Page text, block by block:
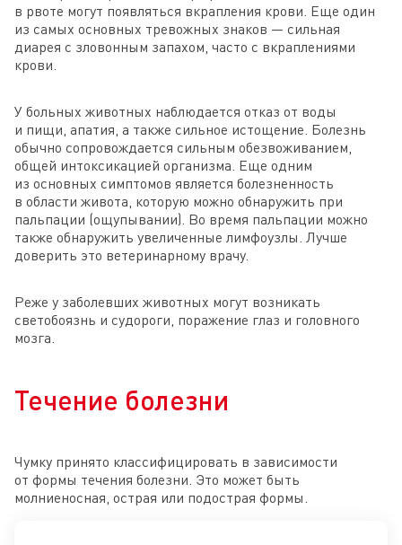
в рвоте могут появляться вкрапления крови. Еще один
из самых основных тревожных знаков — сильная
диарея с зловонным запахом, часто с вкраплениями
крови.
У больных животных наблюдается отказ от воды
и пищи, апатия, а также сильное истощение. Болезнь
обычно сопровождается сильным обезвоживанием,
общей интоксикацией организма. Еще одним
из основных симптомов является болезненность
в области живота, которую можно обнаружить при
пальпации (ощупывании). Во время пальпации можно
также обнаружить увеличенные лимфоузлы. Лучше
доверить это ветеринарному врачу.
Реже у заболевших животных могут возникать
светобоязнь и судороги, поражение глаз и головного
мозга.
Течение болезни
Чумку принято классифицировать в зависимости
от формы течения болезни. Это может быть
молниеносная, острая или подострая формы.